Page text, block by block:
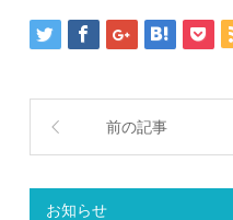
前の記事
お知らせ